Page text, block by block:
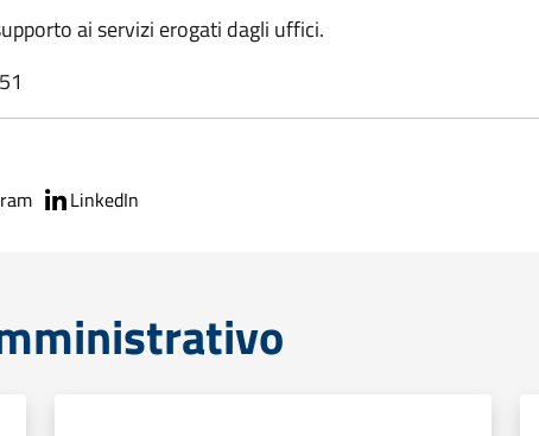
ai servizi erogati dagli uffici.
LinkedIn